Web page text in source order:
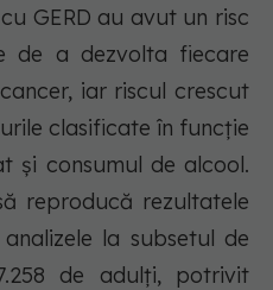
GERD au avut un risc
de a dezvolta fiecare
iar riscul crescut
clasificate în funcție
și consumul de alcool.
reproducă rezultatele
la subsetul de
de adulți, potrivit